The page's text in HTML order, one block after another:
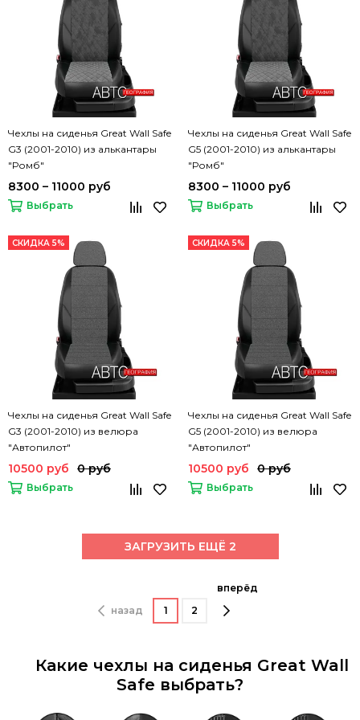
Чехлы на сиденья Great Wall Safe
G3 (2001-2010) из алькантары
"Ромб"
8300 – 11000 руб
Выбрать
Чехлы на сиденья Great Wall Safe
G5 (2001-2010) из алькантары
"Ромб"
8300 – 11000 руб
Выбрать
СКИДКА 5%
Чехлы на сиденья Great Wall Safe
G3 (2001-2010) из велюра
"Автопилот"
10500 руб 0 руб
Выбрать
СКИДКА 5%
Чехлы на сиденья Great Wall Safe
G5 (2001-2010) из велюра
"Автопилот"
10500 руб 0 руб
Выбрать
ЗАГРУЗИТЬ ЕЩЁ 2
назад 1 2
вперёд
Какие чехлы на сиденья Great Wall
Safe выбрать?